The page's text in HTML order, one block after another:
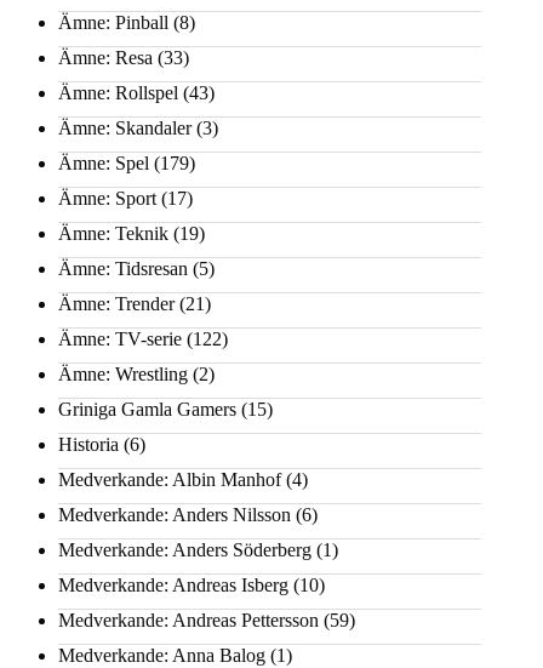
Ämne: Pinball (8)
Ämne: Resa (33)
Ämne: Rollspel (43)
Ämne: Skandaler(3)
Ämne: Spel (179)
Ämne: Sport (17)
Ämne: Teknik (19)
Ämne: Tidsresan (5)
Ämne: Trender(21)
Ämne: TV-serie (122)
Ämne: Wrestling (2)
Griniga Gamla Gamers (15)
Historia (6)
Medverkande: Albin Manhof(4)
Medverkande: Anders Nilsson (6)
Medverkande: Anders Söderberg (1)
Medverkande: Andreas Isberg (10)
Medverkande: Andreas Pettersson (59)
Medverkande: Anna Balog (1)